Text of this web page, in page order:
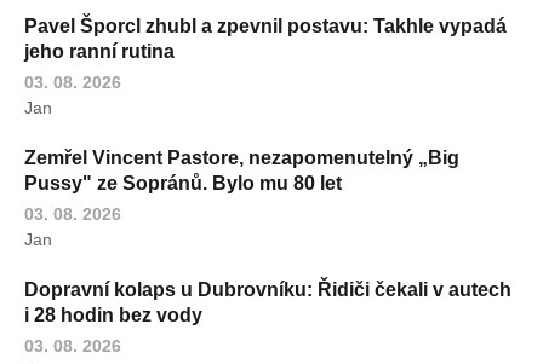
Pavel Šporcl zhubl a zpevnil postavu: Takhle vypadá
jeho ranní rutina
03. 08. 2026
Jan
Zemřel Vincent Pastore, nezapomenutelný „Big
Pussy" ze Sopránů. Bylo mu 80 let
03. 08. 2026
Jan
Dopravní kolaps u Dubrovníku: Řidiči čekali v autech
i 28 hodin bez vody
03. 08. 2026